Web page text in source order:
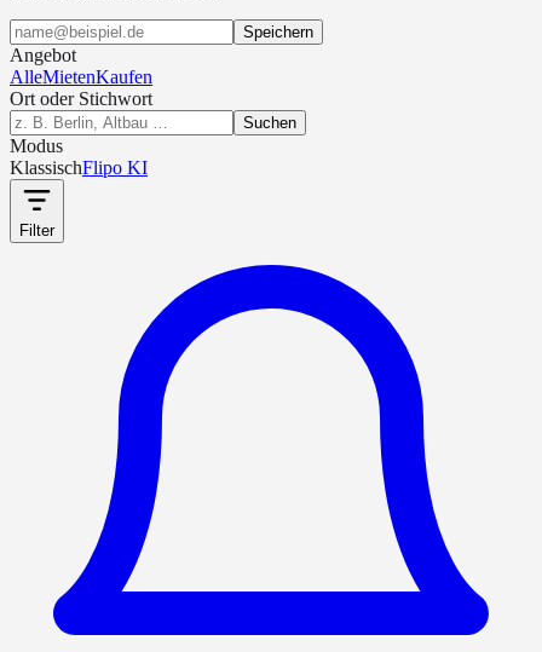
Speichern
Angebot
AlleMietenKaufen
Ort oder Stichwort
Suchen
Modus
KlassischFlipo KI
Filter